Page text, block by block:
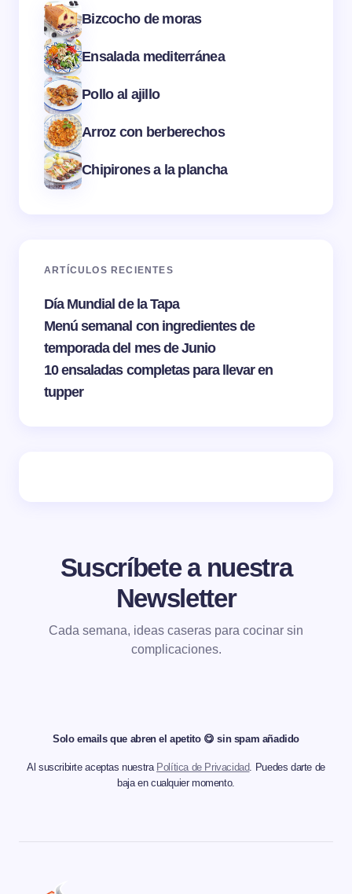
Bizcocho de moras
Ensalada mediterránea
Pollo al ajillo
Arroz con berberechos
Chipirones a la plancha
ARTÍCULOS RECIENTES
Día Mundial de la Tapa
Menú semanal con ingredientes de
temporada del mes de Junio
10 ensaladas completas para llevar en
tupper
Suscríbete a nuestra
Newsletter
Cada semana, ideas caseras para cocinar sin
complicaciones.
Solo emails que abren el apetito 😋 sin spam añadido
Al suscribirte aceptas nuestra Política de Privacidad. Puedes darte de
baja en cualquier momento.